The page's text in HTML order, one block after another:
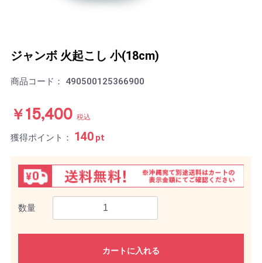
ジャンボ 火起こし 小(18cm)
商品コード： 490500125366900
￥15,400 税込
獲得ポイント： 140 pt
数量
カートに入れる